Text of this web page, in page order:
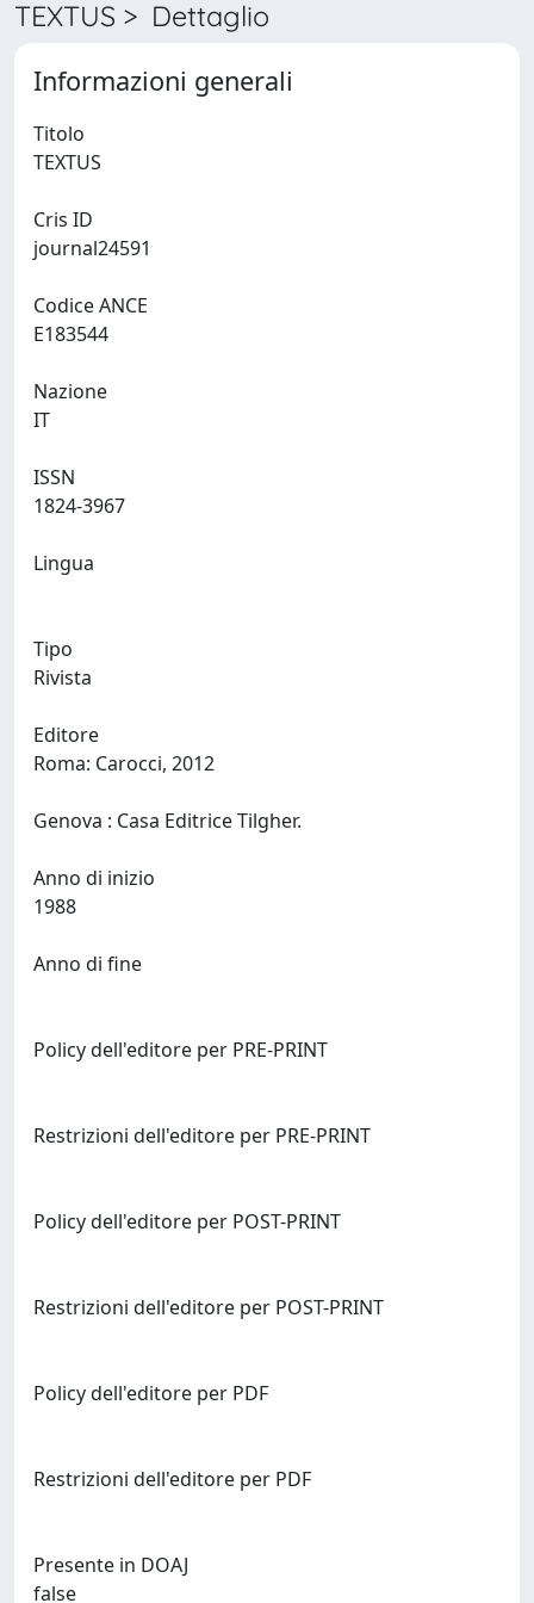
TEXTUS > Dettaglio
Informazioni generali
Titolo
Cris ID
Codice ANCE
Nazione
ISSN
Lingua
Tipo
Rivista
Editore
Roma: Carocci, 2012
Anno di inizio
Anno di fine
Policy dell'editore per PRE-PRINT
Restrizioni dell'editore per PRE-PRINT
Policy dell'editore per POST-PRINT
Restrizioni dell'editore per POST-PRINT
Policy dell'editore per PDF
Restrizioni dell'editore per PDF
Presente in DOAJ